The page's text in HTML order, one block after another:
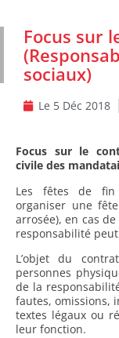
Focus sur
sociaux)
Le 5 Déc 2018
Focus sur le
civile des
Les fêtes de fin
organiser une
arrosée), en cas
responsabilité
L’objet du
personnes
de la
fautes, omissions,
textes légaux ou
leur fonction.